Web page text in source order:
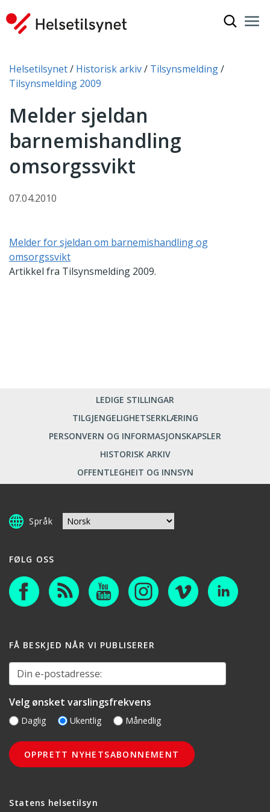
Du er her:
Helsetilsynet Historisk arkiv
Tilsynsmelding
Tilsynsmelding 2009
Melder sjeldan
barnemishandling
omsorgssvikt
07.04.2010
Melder for sjeldan om barnemishandling og
omsorgssvikt
Artikkel fra Tilsynsmelding 2009.
LEDIGE STILLINGAR
TILGJENGELIGHETSERKLÆRING
PERSONVERN OG INFORMASJONSKAPSLER
HISTORISK ARKIV
OFFENTLEGHEIT OG INNSYN
Språk
Statens helsetilsyn
FØLG OSS
FÅ BESKJED NÅR VI PUBLISERER
Din e-postadresse:
Velg ønsket varslingsfrekvens
Daglig Ukentlig Månedlig